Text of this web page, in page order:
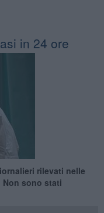
in 24 ore
rilevati nelle
Non sono stati